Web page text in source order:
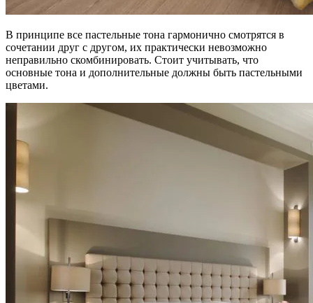
В принципе все пастельные тона гармонично смотрятся в
сочетании друг с другом, их практически невозможно
неправильно скомбинировать. Стоит учитывать, что
основные тона и дополнительные должны быть пастельными
цветами.